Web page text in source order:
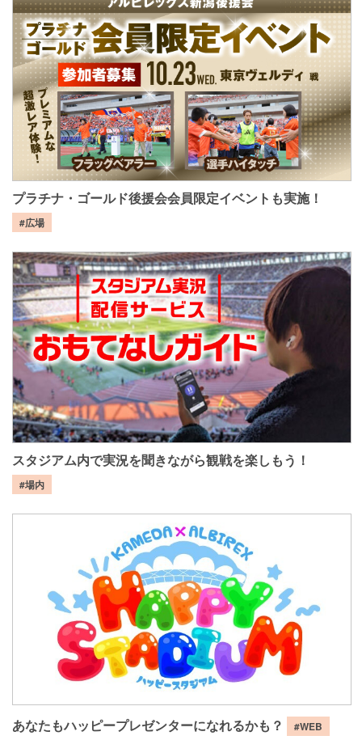
プラチナ・ゴールド後援会会員限定イベントも実施！
#広場
スタジアム内で実況を聞きながら観戦を楽しもう！
#場内
あなたもハッピープレゼンターになれるかも？ #WEB